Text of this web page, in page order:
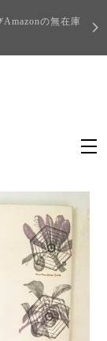
の無在庫